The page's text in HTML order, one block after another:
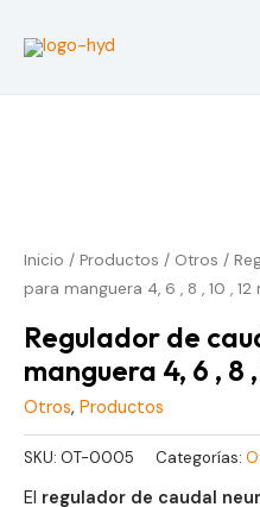
Inicio / Productos / Otros /
para manguera 4, 6 , 8 , 10 , 12
Regulador de
manguera 4, 6 , 8 ,
Otros, Productos
SKU: OT-0005 Categorías:
El regulador de caudal